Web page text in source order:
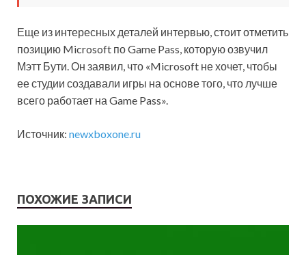
Еще из интересных деталей интервью, стоит отметить
позицию Microsoft по Game Pass, которую озвучил
Мэтт Бути. Он заявил, что «Microsoft не хочет, чтобы
ее студии создавали игры на основе того, что лучше
всего работает на Game Pass».
Источник: newxboxone.ru
ПОХОЖИЕ ЗАПИСИ